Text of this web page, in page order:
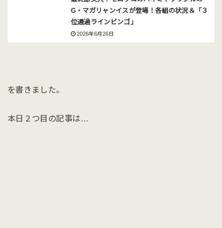
G・マガリャンイスが登場！各組の状況＆「３
位通過ラインビンゴ」
2026年6月26日
を書きました。
本日２つ目の記事は…